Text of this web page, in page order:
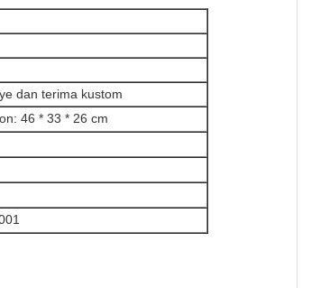
dan terima kustom
46 * 33 * 26 cm